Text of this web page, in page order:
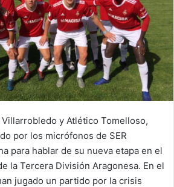
y Atlético Tomelloso,
por los micrófonos de SER
para hablar de su nueva etapa en el
la Tercera División Aragonesa. En el
jugado un partido por la crisis